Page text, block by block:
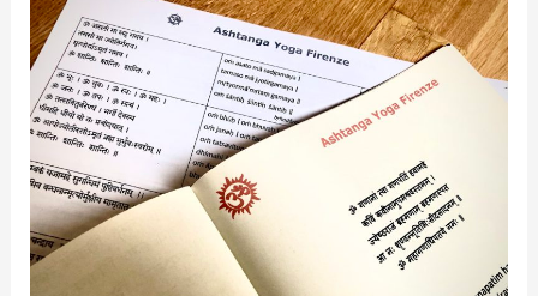
Ayfi
“Yoga
Terapia”
a
Firenze
08-
12
Giugno